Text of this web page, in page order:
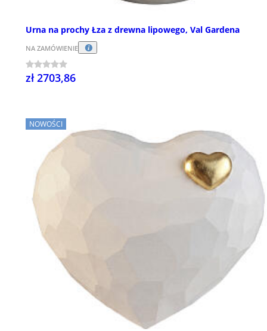
Urna na prochy Łza z drewna lipowego, Val Gardena
NA ZAMÓWIENIE
zł 2703,86
NOWOŚCI